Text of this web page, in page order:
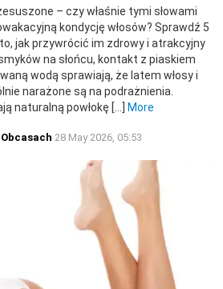
– czy właśnie tymi słowami
kondycję włosów? Sprawdź 5
jak przywrócić im zdrowy i atrakcyjny
na słońcu, kontakt z piaskiem
wodą sprawiają, że latem włosy i
narażone są na podrażnienia.
naturalną powłokę […]
More
28 May 2026, 05:53